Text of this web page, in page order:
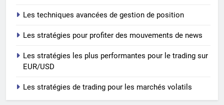
Les techniques avancées de gestion de position
Les stratégies pour profiter des mouvements de news
Les stratégies les plus performantes pour le trading sur
EUR/USD
Les stratégies de trading pour les marchés volatils